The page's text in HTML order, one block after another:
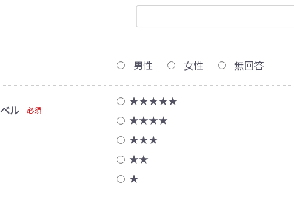
男性 女性 無回答
ル 必須
★★★★★
★★★★
★★★
★★
★